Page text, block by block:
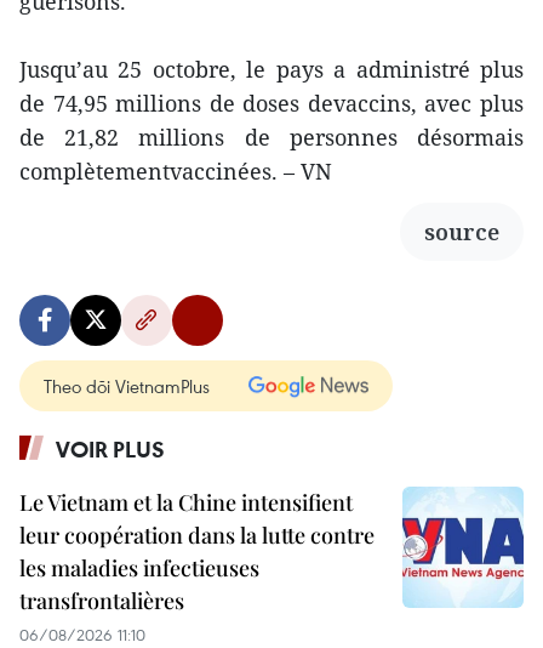
Jusqu’au 25 octobre, le pays a administré plus
de 74,95 millions de doses devaccins, avec plus
de 21,82 millions de personnes désormais
complètementvaccinées. – VN
source
Theo dõi VietnamPlus
VOIR PLUS
Le Vietnam et la Chine intensifient
leur coopération dans la lutte contre
les maladies infectieuses
transfrontalières
06/08/2026 11:10